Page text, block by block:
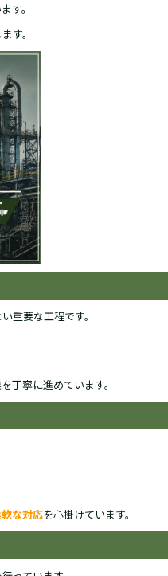
す。
す。
重要な工程です。
丁寧に進めています。
な対応を心掛けています。